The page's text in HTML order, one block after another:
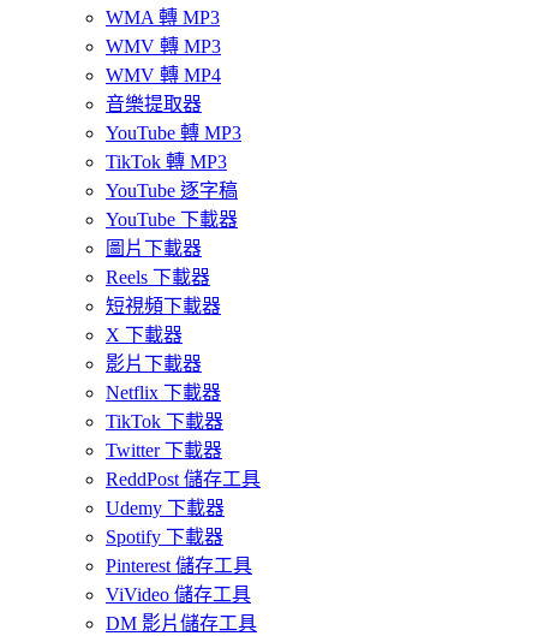
WMA 轉 MP3
WMV 轉 MP3
WMV 轉 MP4
音樂提取器
YouTube 轉 MP3
TikTok 轉 MP3
YouTube 逐字稿
YouTube 下載器
圖片下載器
Reels 下載器
短視頻下載器
X 下載器
影片下載器
Netflix 下載器
TikTok 下載器
Twitter 下載器
ReddPost 儲存工具
Udemy 下載器
Spotify 下載器
Pinterest 儲存工具
ViVideo 儲存工具
DM 影片儲存工具